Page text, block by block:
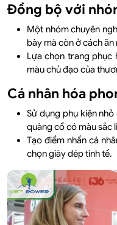
Đồng bộ với
Một nhóm chuyên
bày mà còn ở cách
Lựa chọn trang phục
màu chủ đạo của
Cá nhân hóa
Sử dụng phụ kiện
quàng cổ có màu sắc
Tạo điểm nhấn cá
chọn giày dép tinh tế.